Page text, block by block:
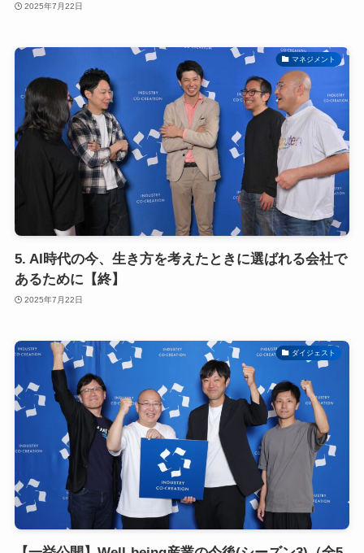
2025年7月22日
マネジメント
5. AI時代の今、生き方を考えたときに選ばれる会社で
あるために【終】
2025年7月22日
ダイジェスト